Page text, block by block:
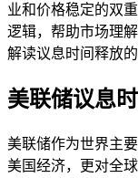
业和价格稳定的双
逻辑，帮助市场理
解读议息时间释放的
美联储议息
美联储作为世界主
美国经济，更对全